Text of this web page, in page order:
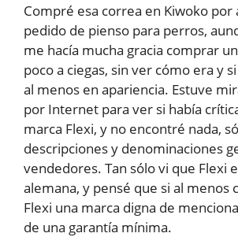
Compré esa correa en Kiwoko por
pedido de pienso para perros,
me hacía mucha gracia comprar
poco a ciegas, sin ver cómo era y
al menos en apariencia. Estuve
por Internet para ver si había
marca Flexi, y no encontré nada,
descripciones y denominaciones
vendedores. Tan sólo vi que Flexi
alemana, y pensé que si al menos
Flexi una marca digna de
de una garantía mínima.